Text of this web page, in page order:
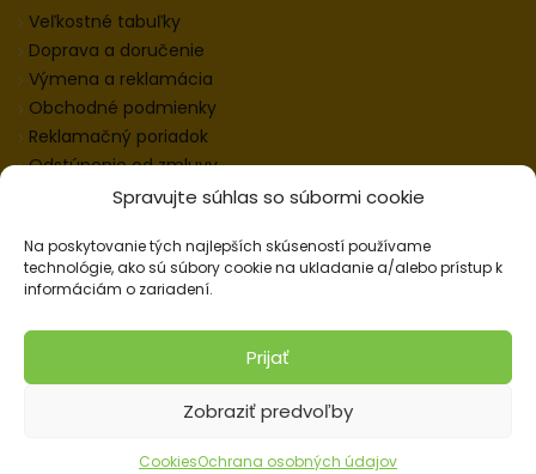
Spravujte súhlas so súbormi cookie
Na poskytovanie tých najlepších skúseností používame
technológie, ako sú súbory cookie na ukladanie a/alebo prístup k
informáciám o zariadení.
Prijať
Zobraziť predvoľby
CookiesOchrana osobných údajov
Veľkostné tabuľky
Doprava a doručenie
Výmena a reklamácia
Obchodné podmienky
Reklamačný poriadok
Odstúpenie od zmluvy
Informácie k odstúpeniu
Nastavenie cookies
vyhradené.